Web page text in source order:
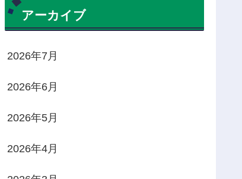
アーカイブ
2026年7月
2026年6月
2026年5月
2026年4月